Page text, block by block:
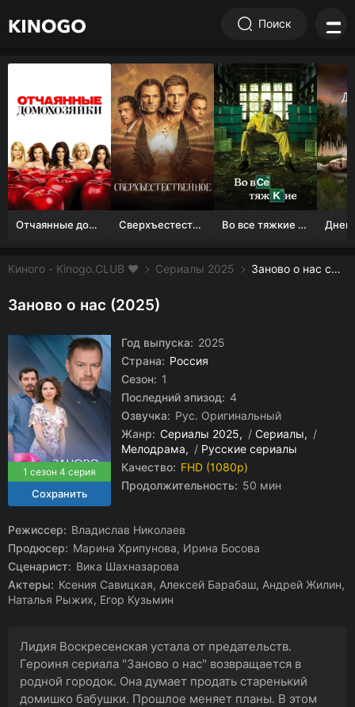
Поиск
Отчаянные домохозяйки (1 сезон) Сверхъестественное Во все тяжкие 1-5 сезон
Киного - Kinogo.CLUB ❤️ Сериалы 2025 Заново о нас смотреть онлайн бесплатно
Заново о нас (2025)
1 сезон 4 серия
Год выпуска: 2025
Страна: Россия
Сезон: 1
Последний эпизод: 4
Озвучка: Рус. Оригинальный
Жанр: Сериалы 2025 / Сериалы
/
Мелодрама
/ Русские сериалы
Качество: FHD (1080p)
Продолжительность: 50 мин
Режиссер: Владислав Николаев
Продюсер: Марина Хрипунова, Ирина Босова
Сценарист: Вика Шахназарова
Актеры: Ксения Савицкая, Алексей Барабаш, Андрей Жилин,
Наталья Рыжих, Егор Кузьмин
Лидия Воскресенская устала от предательств.
Героиня сериала "Заново о нас" возвращается в
родной городок. Она думает продать старенький
домишко бабушки. Прошлое меняет планы. В этом